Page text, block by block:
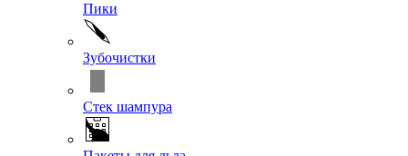
Пики
Зубочистки
Стек шампура